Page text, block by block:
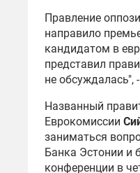
Правление
направило
кандидатом в
представил
не обсуждалась",
Названный
Еврокомиссии
заниматься
Банка Эстонии и
конференции в